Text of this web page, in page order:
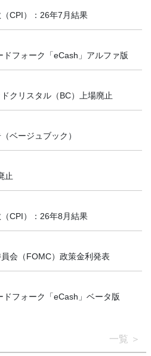
CPI）：26年7月結果
ドフォーク「eCash」アルファ版
クリスタル（BC）上場廃止
ベージュブック）
止
CPI）：26年8月結果
会（FOMC）政策金利発表
ドフォーク「eCash」ベータ版
一覧